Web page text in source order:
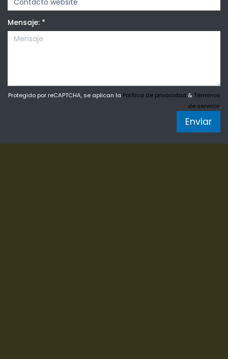
Mensaje: *
Protegido por reCAPTCHA, se aplican la Política de privacidad & Términos
de servicio.
Enviar